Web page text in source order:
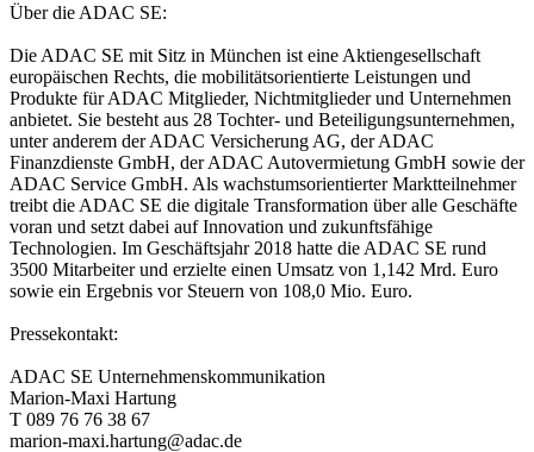
Über die ADAC SE:
Die ADAC SE mit Sitz in München ist eine Aktiengesellschaft
europäischen Rechts, die mobilitätsorientierte Leistungen und
Produkte für ADAC Mitglieder, Nichtmitglieder und Unternehmen
anbietet. Sie besteht aus 28 Tochter- und Beteiligungsunternehmen,
unter anderem der ADAC Versicherung AG, der ADAC
Finanzdienste GmbH, der ADAC Autovermietung GmbH sowie der
ADAC Service GmbH. Als wachstumsorientierter Marktteilnehmer
treibt die ADAC SE die digitale Transformation über alle Geschäfte
voran und setzt dabei auf Innovation und zukunftsfähige
Technologien. Im Geschäftsjahr 2018 hatte die ADAC SE rund
3500 Mitarbeiter und erzielte einen Umsatz von 1,142 Mrd. Euro
sowie ein Ergebnis vor Steuern von 108,0 Mio. Euro.
Pressekontakt:
ADAC SE Unternehmenskommunikation
Marion-Maxi Hartung
T 089 76 76 38 67
marion-maxi.hartung@adac.de